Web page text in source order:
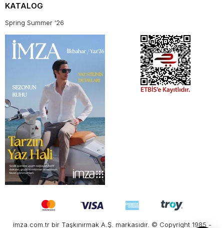
KATALOG
Spring Summer '26
imza.com.tr bir Taşkınırmak A.Ş. markasıdır. © Copyright 1985 -